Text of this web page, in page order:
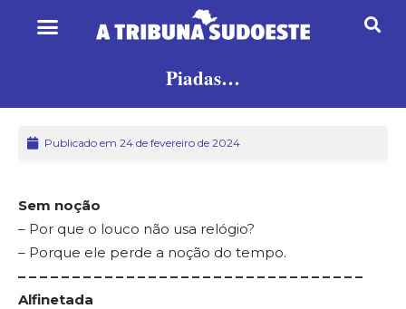
Piadas…
Publicado em 24 de fevereiro de 2024
Sem noção
– Por que o louco não usa relógio?
– Porque ele perde a noção do tempo.
– – – – – – – – – – – – – – – – – – – – – – – – – – – – – – – –
Alfinetada